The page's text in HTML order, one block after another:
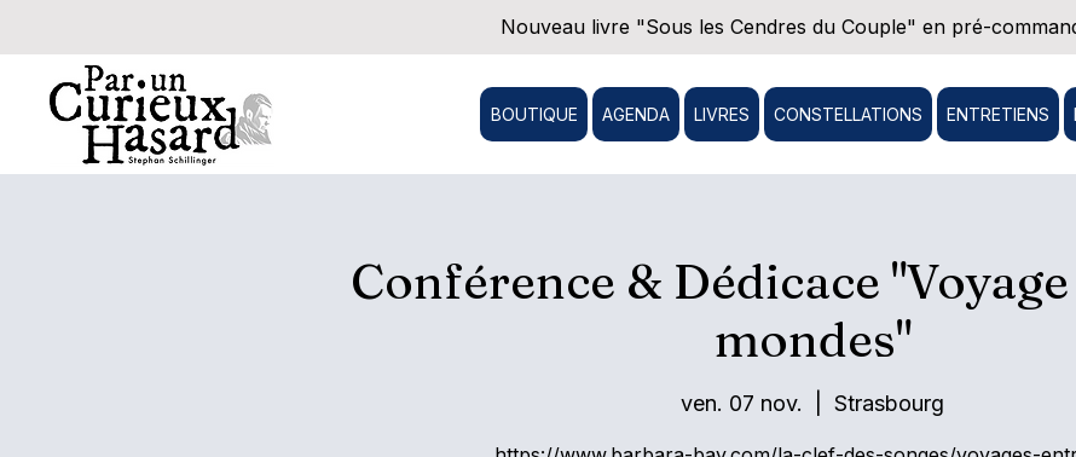
Nouveau livre "Sous les Cendres du Couple" en pré-
BOUTIQUE AGENDA LIVRES CONSTELLATIONS ENTRETIENS
Conférence & Dédicace
mondes"
ven. 07 nov. Strasbourg